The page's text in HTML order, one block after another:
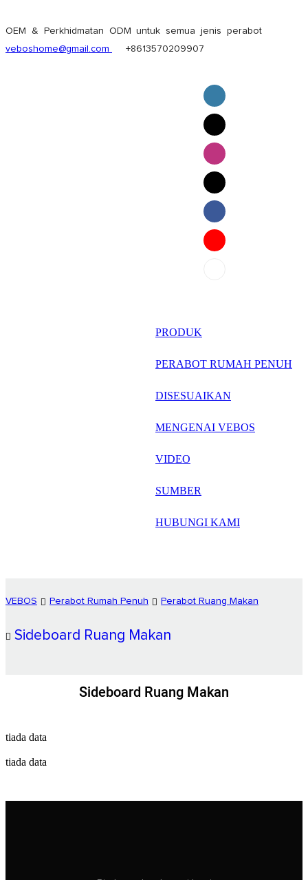
OEM & Perkhidmatan ODM untuk semua jenis perabot
veboshome@gmail.com
+8613570209907
English
Pilipino
ภาษาไทย
français
العربية
PRODUK
PERABOT RUMAH PENUH
DISESUAIKAN
MENGENAI VEBOS
VIDEO
SUMBER
HUBUNGI KAMI
VEBOS Perabot Rumah Penuh Perabot Ruang Makan
Sideboard Ruang Makan
Sideboard Ruang Makan
tiada data
tiada data